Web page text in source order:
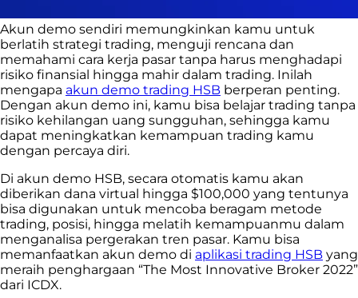
Akun demo sendiri memungkinkan kamu untuk
berlatih strategi trading, menguji rencana dan
memahami cara kerja pasar tanpa harus menghadapi
risiko finansial hingga mahir dalam trading. Inilah
mengapa akun demo trading HSB berperan penting.
Dengan akun demo ini, kamu bisa belajar trading tanpa
risiko kehilangan uang sungguhan, sehingga kamu
dapat meningkatkan kemampuan trading kamu
dengan percaya diri.
Di akun demo HSB, secara otomatis kamu akan
diberikan dana virtual hingga $100,000 yang tentunya
bisa digunakan untuk mencoba beragam metode
trading, posisi, hingga melatih kemampuanmu dalam
menganalisa pergerakan tren pasar. Kamu bisa
memanfaatkan akun demo di aplikasi trading HSB yang
meraih penghargaan “The Most Innovative Broker 2022”
dari ICDX.